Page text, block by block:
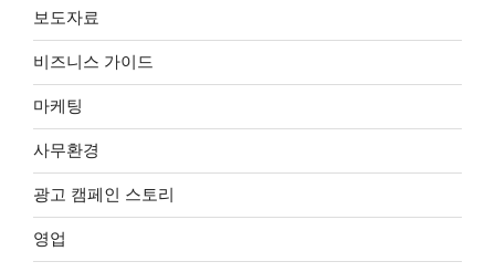
보도자료
비즈니스 가이드
마케팅
사무환경
광고 캠페인 스토리
영업